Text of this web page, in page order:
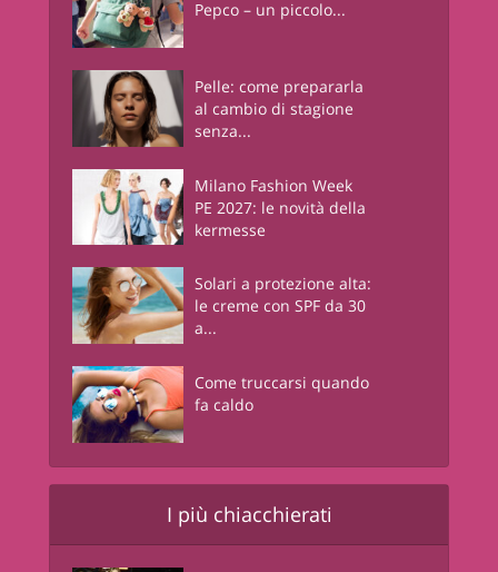
Pepco – un piccolo...
Pelle: come prepararla
al cambio di stagione
senza...
Milano Fashion Week
PE 2027: le novità della
kermesse
Solari a protezione alta:
le creme con SPF da 30
a...
Come truccarsi quando
fa caldo
I più chiacchierati